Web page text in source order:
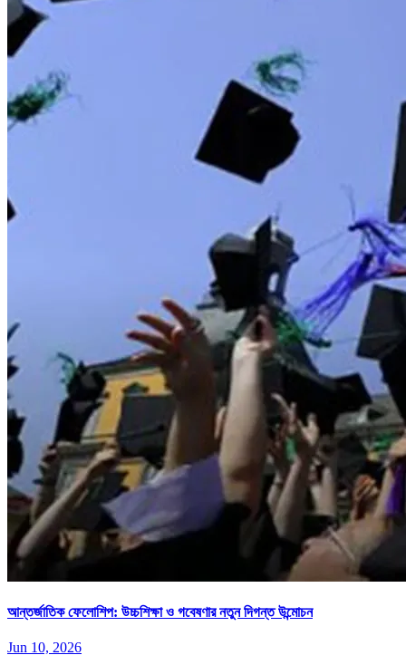
আন্তর্জাতিক ফেলোশিপ: উচ্চশিক্ষা ও গবেষণার নতুন দিগন্ত উন্মোচন
Jun 10, 2026